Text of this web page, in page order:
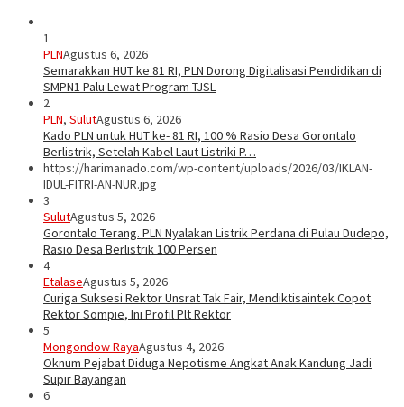
1
PLNAgustus 6, 2026
Semarakkan HUT ke 81 RI, PLN Dorong Digitalisasi Pendidikan di
SMPN1 Palu Lewat Program TJSL
2
PLN, SulutAgustus 6, 2026
Kado PLN untuk HUT ke- 81 RI, 100 % Rasio Desa Gorontalo
Berlistrik, Setelah Kabel Laut Listriki P…
https://harimanado.com/wp-content/uploads/2026/03/IKLAN-
IDUL-FITRI-AN-NUR.jpg
3
SulutAgustus 5, 2026
Gorontalo Terang. PLN Nyalakan Listrik Perdana di Pulau Dudepo,
Rasio Desa Berlistrik 100 Persen
4
EtalaseAgustus 5, 2026
Curiga Suksesi Rektor Unsrat Tak Fair, Mendiktisaintek Copot
Rektor Sompie, Ini Profil Plt Rektor
5
Mongondow RayaAgustus 4, 2026
Oknum Pejabat Diduga Nepotisme Angkat Anak Kandung Jadi
Supir Bayangan
6